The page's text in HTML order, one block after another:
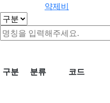
약제비
구분 분류 코드